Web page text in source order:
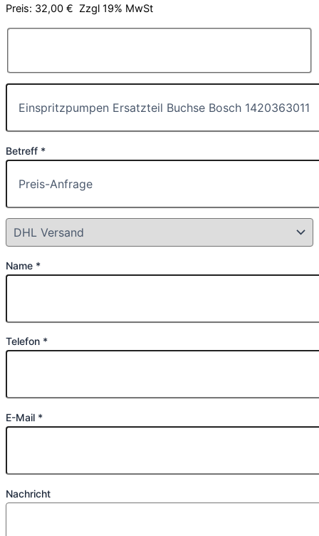
Preis: 32,00 € Zzgl 19% MwSt
Betreff *
Name *
Telefon *
E-Mail *
Nachricht